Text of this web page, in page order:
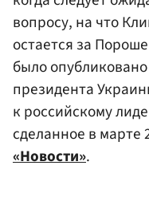
вопросу, на что
остается за
было
президента
к российскому
сделанное в марте
«Новости».